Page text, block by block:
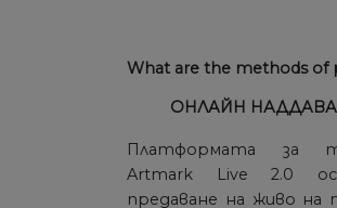
What are the methods of
ОНЛАЙН
Платформата за
Artmark Live 2.0
предаване на живо на